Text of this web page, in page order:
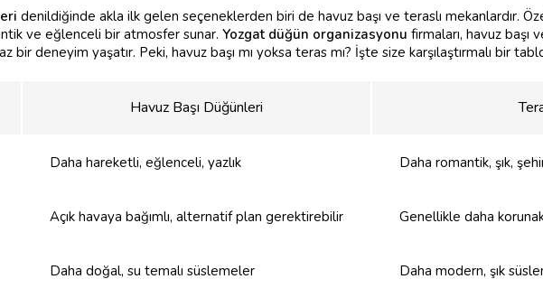
denildiğinde akla ilk gelen seçeneklerden biri de havuz başı ve teraslı mekanlardır.
ve eğlenceli bir atmosfer sunar. Yozgat düğün organizasyonu firmaları, havuz başı
bir deneyim yaşatır. Peki, havuz başı mı yoksa teras mı? İşte size karşılaştırmalı bir
Havuz Başı Düğünleri
Daha hareketli, eğlenceli, yazlık Daha romantik, şık,
Açık havaya bağımlı, alternatif plan gerektirebilir Genellikle daha
Daha doğal, su temalı süslemeler Daha modern, şık